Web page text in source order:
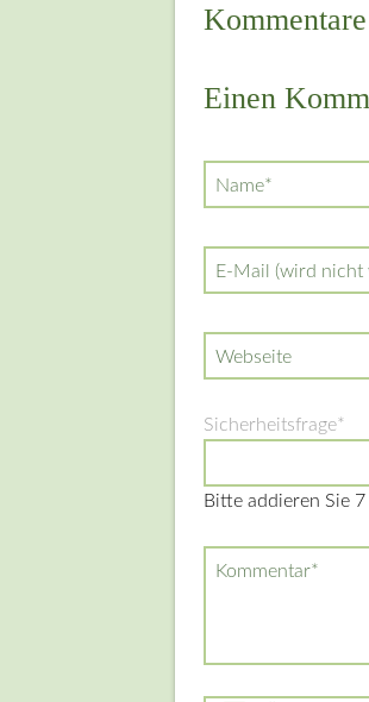
Kommentare
Einen
Pflichtfeld
Name*
Pflichtfeld
E-Mail (wird
Webseite
Pflichtfeld
Sicherheitsfrage*
Bitte addieren Sie
Pflichtfeld
Kommentar*